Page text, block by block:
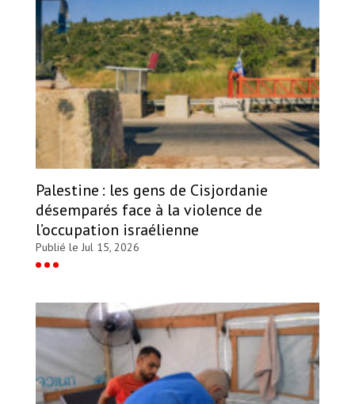
Palestine : les gens de Cisjordanie
désemparés face à la violence de
l’occupation israélienne
Publié le Jul 15, 2026